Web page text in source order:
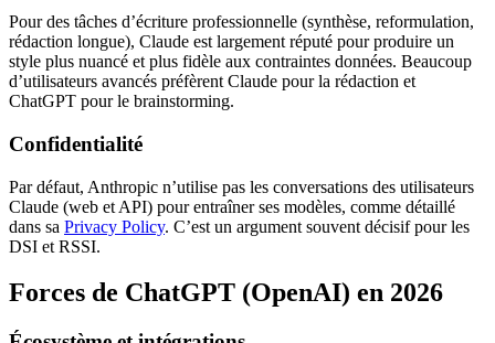
Pour des tâches d’écriture professionnelle (synthèse, reformulation,
rédaction longue), Claude est largement réputé pour produire un
style plus nuancé et plus fidèle aux contraintes données. Beaucoup
d’utilisateurs avancés préfèrent Claude pour la rédaction et
ChatGPT pour le brainstorming.
Confidentialité
Par défaut, Anthropic n’utilise pas les conversations des utilisateurs
Claude (web et API) pour entraîner ses modèles, comme détaillé
dans sa Privacy Policy. C’est un argument souvent décisif pour les
DSI et RSSI.
Forces de ChatGPT (OpenAI) en 2026